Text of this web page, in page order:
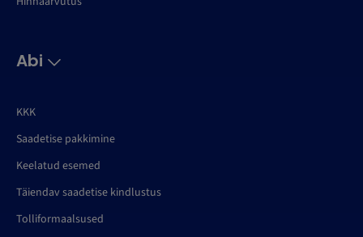
Abi
KKK
Saadetise pakkimine
Keelatud esemed
Täiendav saadetise kindlustus
Tolliformaalsused